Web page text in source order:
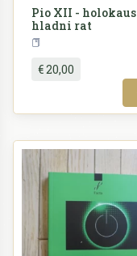
Pio XII -
hladni rat
€ 20,00